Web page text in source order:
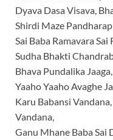
Dyava Dasa Visava,
Shirdi Maze
Sai Baba Ramavara Sai
Sudha Bhakti
Bhava Pundalika
Yaaho Yaaho Avaghe
Karu Babansi
Vandana,
Ganu Mhane Baba Sai